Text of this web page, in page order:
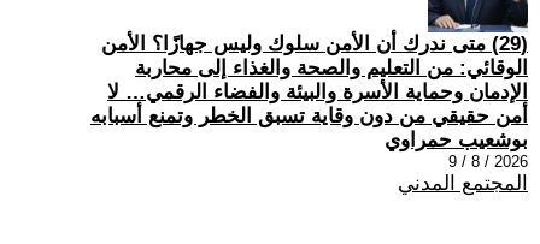
(29) متى ندرك أن الأمن سلوك وليس جهازًا؟ الأمن
الوقائي: من التعليم والصحة والغذاء إلى محاربة
الإدمان وحماية الأسرة والبيئة والفضاء الرقمي… لا
أمن حقيقي من دون وقاية تسبق الخطر وتمنع أسبابه
بوشعيب حمراوي
2026 / 8 / 9
المجتمع المدني